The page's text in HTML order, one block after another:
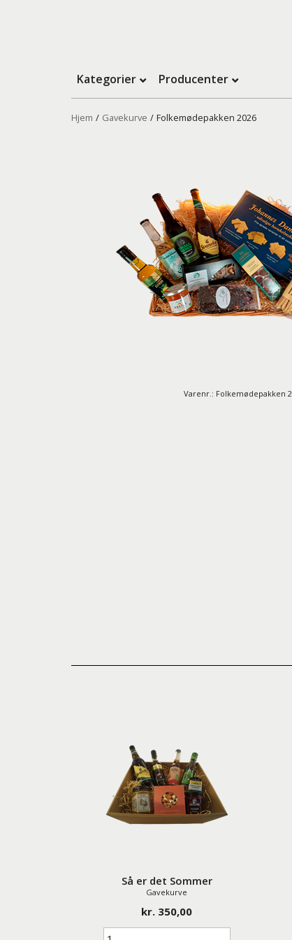
Kategorier Producenter
Hjem / Gavekurve / Folkemødepakken 2026
Varenr.: Folkemødepakken
Så er det Sommer
Gavekurve
kr. 350,00